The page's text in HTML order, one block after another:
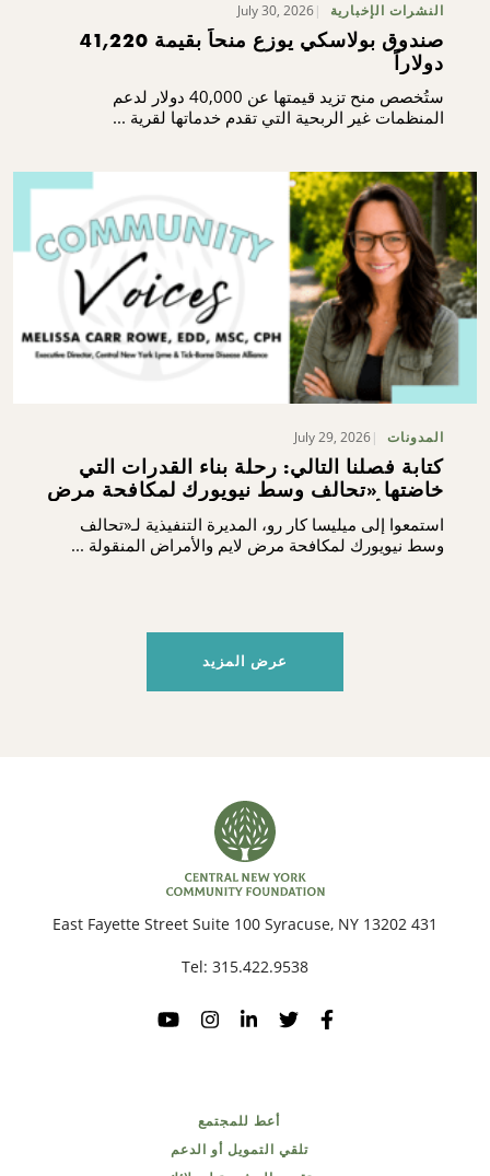
النشرات الإخبارية July 30, 2026
صندوق بولاسكي يوزع منحاً بقيمة 41,220
دولاراً
ستُخصص منح تزيد قيمتها عن 40,000 دولار لدعم
المنظمات غير الربحية التي تقدم خدماتها لقرية ...
المدونات July 29, 2026
كتابة فصلنا التالي: رحلة بناء القدرات التي
خاضتها «تحالف وسط نيويورك لمكافحة مرض
لايم والأمراض المنقولة بالقراد»
استمعوا إلى ميليسا كار رو، المديرة التنفيذية لـ«تحالف
وسط نيويورك لمكافحة مرض لايم والأمراض المنقولة ...
عرض المزيد
431 East Fayette Street Suite 100 Syracuse, NY 13202
Tel: 315.422.9538
أعط للمجتمع
تلقي التمويل أو الدعم